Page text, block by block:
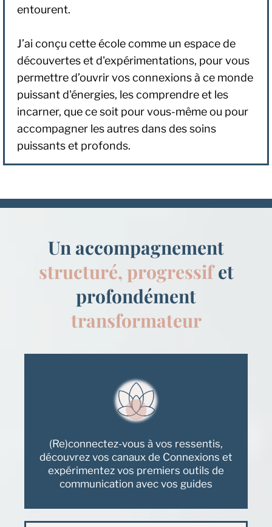
entourent.
J’ai conçu cette école comme un espace de
découvertes et d'expérimentations, pour vous
permettre d’ouvrir vos connexions à ce monde
puissant d'énergies, les comprendre et les
incarner, que ce soit pour vous-même ou pour
accompagner les autres dans des soins
puissants et profonds.
Un accompagnement
structuré, progressifet
profondément
transformateur
(Re)connectez-vous à vos ressentis,
découvrez vos canaux de Connexions et
expérimentez vos premiers outils de
communication avec vos guides